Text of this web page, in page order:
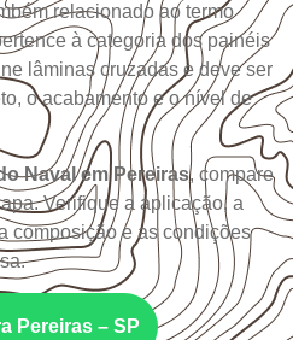
relacionado ao termo
à categoria dos painéis
lâminas cruzadas e deve ser
o acabamento e o nível de
Naval em Pereiras, compare
Verifique a aplicação, a
composição e as condições
Pereiras – SP